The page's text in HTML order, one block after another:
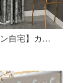
【カーテン自宅】カーテン完成品の高遮光きらびやかな星河落下窓リビングルームの高精密つなぎ合わせ定型化には、裏地LDC 20 FWC-穴あけ/カーテンヘッドを含まない(高さ2.6メートル以内で変更可能)XLのカーテンセット/ダブルオープン(適用窓の幅4.1-1.4メートル)